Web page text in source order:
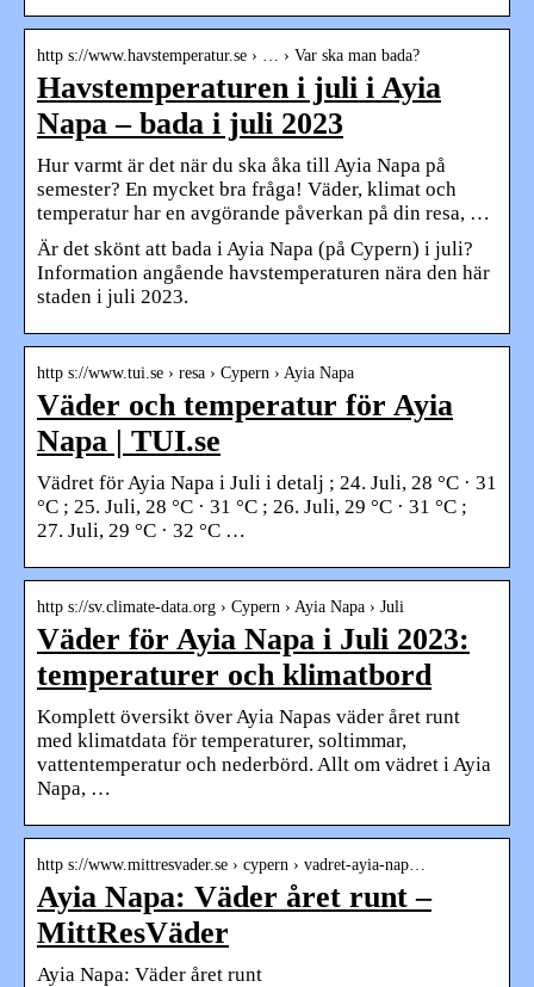
http s://www.havstemperatur.se › … › Var ska man bada?
Havstemperaturen i juli i Ayia
Napa – bada i juli 2023
Hur varmt är det när du ska åka till Ayia Napa på
semester? En mycket bra fråga! Väder, klimat och
temperatur har en avgörande påverkan på din resa, …
Är det skönt att bada i Ayia Napa (på Cypern) i juli?
Information angående havstemperaturen nära den här
staden i juli 2023.
http s://www.tui.se › resa › Cypern › Ayia Napa
Väder och temperatur för Ayia
Napa | TUI.se
Vädret för Ayia Napa i Juli i detalj ; 24. Juli, 28 °C · 31
°C ; 25. Juli, 28 °C · 31 °C ; 26. Juli, 29 °C · 31 °C ;
27. Juli, 29 °C · 32 °C …
http s://sv.climate-data.org › Cypern › Ayia Napa › Juli
Väder för Ayia Napa i Juli 2023:
temperaturer och klimatbord
Komplett översikt över Ayia Napas väder året runt
med klimatdata för temperaturer, soltimmar,
vattentemperatur och nederbörd. Allt om vädret i Ayia
Napa, …
http s://www.mittresvader.se › cypern › vadret-ayia-nap…
Ayia Napa: Väder året runt –
MittResVäder
Ayia Napa: Väder året runt